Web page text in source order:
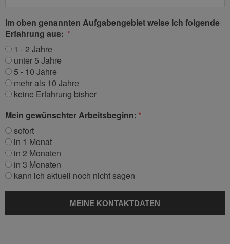
Im oben genannten Aufgabengebiet weise ich folgende
Erfahrung aus:
1 - 2 Jahre
unter 5 Jahre
5 - 10 Jahre
mehr als 10 Jahre
keine Erfahrung bisher
Mein gewünschter Arbeitsbeginn:
sofort
in 1 Monat
in 2 Monaten
in 3 Monaten
kann ich aktuell noch nicht sagen